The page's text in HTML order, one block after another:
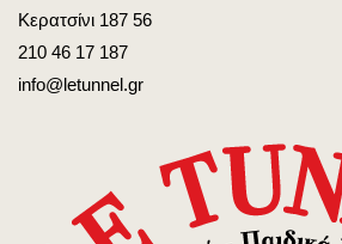
Κερατσίνι 187 56
210 46 17 187
info@letunnel.gr